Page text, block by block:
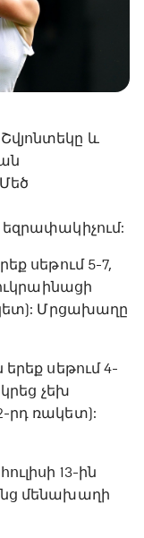
և
եզրափակիչում:
սեթում 5-7,
Մրցախաղը
սեթում 4-
չեխ
րդ ռակետ):
13-ին
մենախաղի